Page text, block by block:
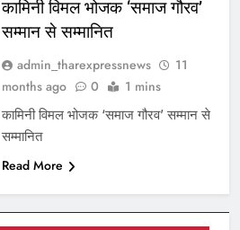
कामिनी विमल भोजक ‘समाज गौरव’
सम्मान से सम्मानित
admin_tharexpressnews
11
months ago
0 1 mins
कामिनी विमल भोजक ‘समाज गौरव’ सम्मान से
सम्मानित
Read More